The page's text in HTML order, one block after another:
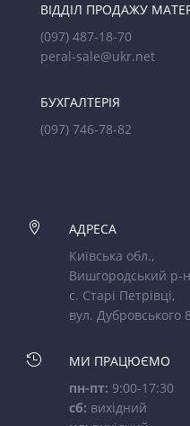
ВІДДІЛ ПРОДАЖУ
(097) 487-18-70
peral-sale@ukr.net
БУХГАЛТЕРІЯ
(097) 746-78-82

АДРЕСА
Київська обл.,
Вишгородський р-н
с. Старі Петрівці,
вул. Дубровського

МИ ПРАЦЮЄМО
пн-пт: 9:00-17:30
сб: вихідний